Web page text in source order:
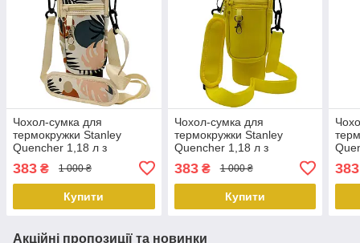
Чохол-сумка для
термокружки Stanley
Quencher 1,18 л з
ремінцем, захисний кейс
для кухля, бежевий тропік
KT7001314 PeremogaUA
383 ₴ 1 000 ₴
Купити
Чохол-сумка для
термокружки Stanley
Quencher 1,18 л з
ремінцем, захисний кейс
для кухля, жовтий
KT7001318 PeremogaUA
383₴ 1 000 ₴
Купити
для
383
Акційні пропозиції та новинки